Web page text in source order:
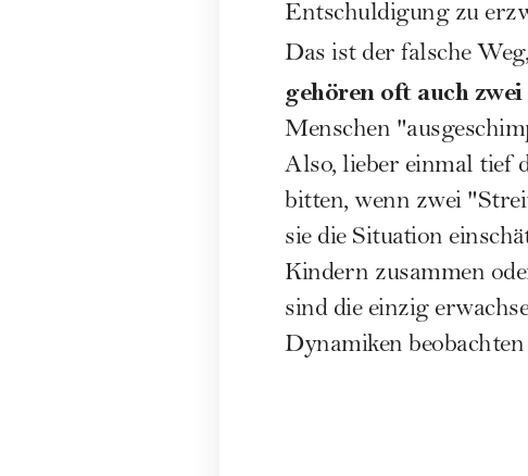
Entschuldigung zu
Das ist der falsche
gehören oft auch zwei
Menschen
Also, lieber einmal tief
bitten, wenn zwei
sie die Situation
Kindern zusammen
sind die einzig
Dynamiken